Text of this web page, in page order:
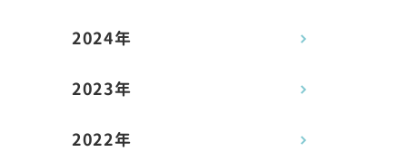
2024年
2023年
2022年